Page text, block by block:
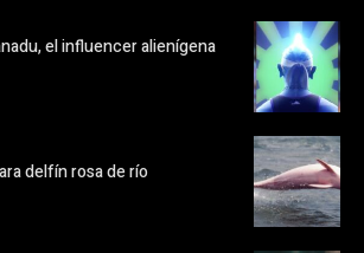
el influencer alienígena
delfín rosa de río